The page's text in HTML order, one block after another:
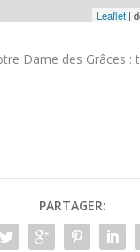
Leaflet|
Dame des Grâces
PARTAGER: